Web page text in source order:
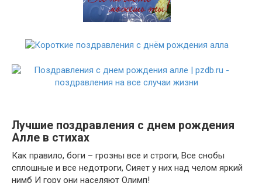
Лучшие поздравления с днем рождения
Алле в стихах
Как правило, боги – грозны все и строги, Все снобы
сплошные и все недотроги, Сияет у них над челом яркий
нимб И гору они населяют Олимп!